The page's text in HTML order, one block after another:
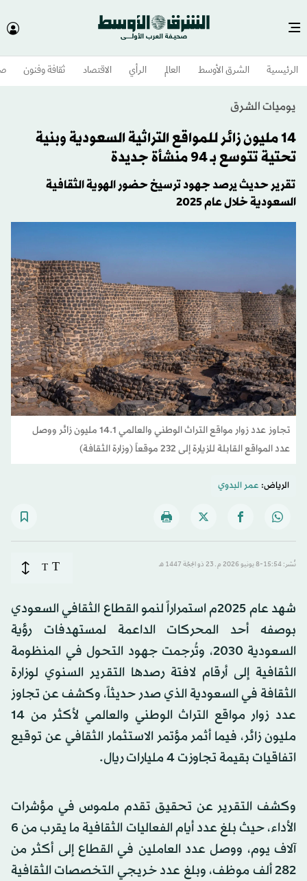
الرئيسية الشرق الأوسط​ العالم الرأي الاقتصاد ثقافة وفنون
يوميات الشرق
14 مليون زائر للمواقع التراثية السعودية وبنية
تحتية تتوسع بـ 94 منشأة جديدة
تقرير حديث يرصد جهود ترسيخ حضور الهوية الثقافية
السعودية خلال عام 2025
تجاوز عدد زوار مواقع التراث الوطني والعالمي 14.1 مليون زائر ووصل
عدد المواقع القابلة للزيارة إلى 232 موقعاً (وزارة الثقافة)
الرياض: عمر البدوي
نُشر: 15:54-8 يونيو 2026 م ـ 23 ذو الحِجّة 1447 هـ T
T
شهد عام 2025م استمراراً لنمو القطاع الثقافي السعودي
بوصفه أحد المحركات الداعمة لمستهدفات رؤية
السعودية 2030، وتُرجمت جهود التحول في المنظومة
الثقافية إلى أرقام لافتة رصدها التقرير السنوي لوزارة
الثقافة في السعودية الذي صدر حديثاً، وكشف عن تجاوز
عدد زوار مواقع التراث الوطني والعالمي لأكثر من 14
مليون زائر، فيما أثمر مؤتمر الاستثمار الثقافي عن توقيع
اتفاقيات بقيمة تجاوزت 4 مليارات ريال.
وكشف التقرير عن تحقيق تقدم ملموس في مؤشرات
الأداء، حيث بلغ عدد أيام الفعاليات الثقافية ما يقرب من 6
آلاف يوم، ووصل عدد العاملين في القطاع إلى أكثر من
282 ألف موظف، وبلغ عدد خريجي التخصصات الثقافية